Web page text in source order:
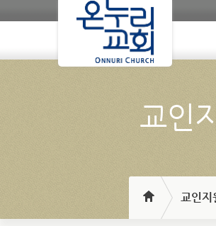
Loading
교인
교인지